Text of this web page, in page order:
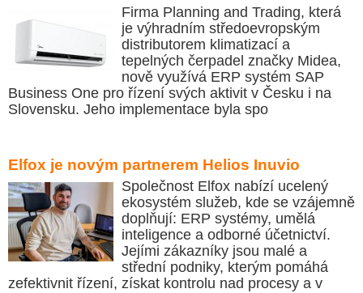
Firma Planning and Trading, která
je výhradním středoevropským
distributorem klimatizací a
tepelných čerpadel značky Midea,
nově využívá ERP systém SAP
Business One pro řízení svých aktivit v Česku i na
Slovensku. Jeho implementace byla spo
Elfox je novým partnerem Helios Inuvio
Společnost Elfox nabízí ucelený
ekosystém služeb, kde se vzájemně
doplňují: ERP systémy, umělá
inteligence a odborné účetnictví.
Jejími zákazníky jsou malé a
střední podniky, kterým pomáhá
zefektivnit řízení, získat kontrolu nad procesy a v